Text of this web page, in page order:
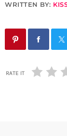
WRITTEN BY:
RATE IT